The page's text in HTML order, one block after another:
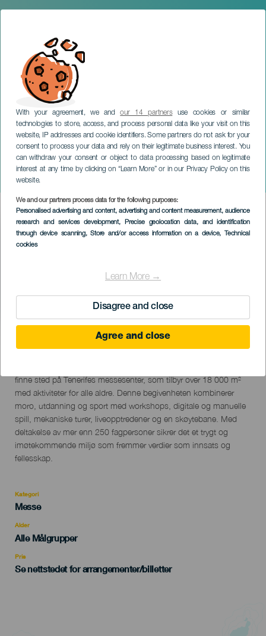
With your agreement, we andour 14 partnersuse cookies or similar
technologies to store, access, and process personal data like your visit on this
website, IP addresses and cookie identifiers. Some partners do not ask for your
consent to process your data and rely on their legitimate business interest. You
can withdraw your consent or object to data processing based on legitimate
interest at any time by clicking on “Learn More” or in our Privacy Policy on this
website.
We and our partners process data for the following purposes:
Personalised advertising and content, advertising and content measurement, audience
research and services development, Precise geolocation data, and identification
through device scanning, Store and/or access information on a device, Technical
cookies
Learn More →
Disagree and close
Agree and close
PIT: Barne- og
ungdomsparken på Tenerife
TENERIFE
Imagen
Listado
Localidad
Santa Cruz de Tenerife
del
evento
finne sted på Tenerifes messesenter, som tilbyr over 18 000 m²
med aktiviteter for alle aldre. Denne begivenheten kombinerer
moro, utdanning og sport med workshops, digitale og manuelle
spill, mekaniske turer, liveopptredener og en skøytebane. Med
deltakelse av mer enn 250 fagpersoner sikrer det et trygt og
imøtekommende miljø som fremmer verdier som innsats og
fellesskap.
Kategori
Categoría
evento
Messe
Alder
Edad
Recomendada
Alle Målgrupper
Pris
Se nettstedet for arrangementer/billetter